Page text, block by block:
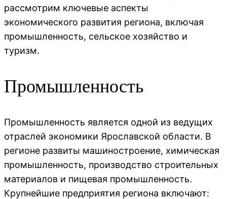
рассмотрим ключевые аспекты
экономического развития региона, включая
промышленность, сельское хозяйство и
туризм.
Промышленность
Промышленность является одной из ведущих
отраслей экономики Ярославской области. В
регионе развиты машиностроение, химическая
промышленность, производство строительных
материалов и пищевая промышленность.
Крупнейшие предприятия региона включают: